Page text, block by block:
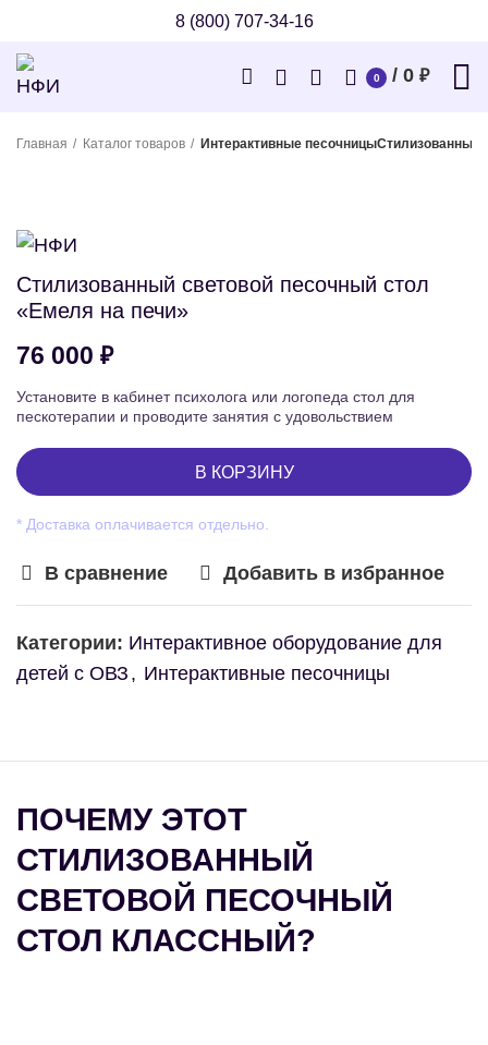
8 (800) 707-34-16
0 / 0 ₽
Главная Каталог товаров Интерактивные песочницыСтилизованный
Стилизованный световой песочный стол
«Емеля на печи»
₽
Установите в кабинет психолога или логопеда стол для
пескотерапии и проводите занятия с удовольствием
В КОРЗИНУ
* Доставка оплачивается отдельно.
В сравнение Добавить в избранное
Категории: Интерактивное оборудование для
детей с ОВЗ , Интерактивные песочницы
ПОЧЕМУ ЭТОТ
СТИЛИЗОВАННЫЙ
СВЕТОВОЙ ПЕСОЧНЫЙ
СТОЛ КЛАССНЫЙ?